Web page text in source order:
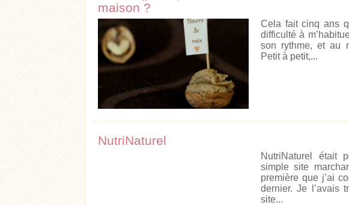
maison ?
Cela fait cinq ans
difficulté à
son rythme, et au
Petit à petit,...
NutriNaturel
NutriNaturel était
simple site
première que j’ai
dernier. Je l’avais
site...